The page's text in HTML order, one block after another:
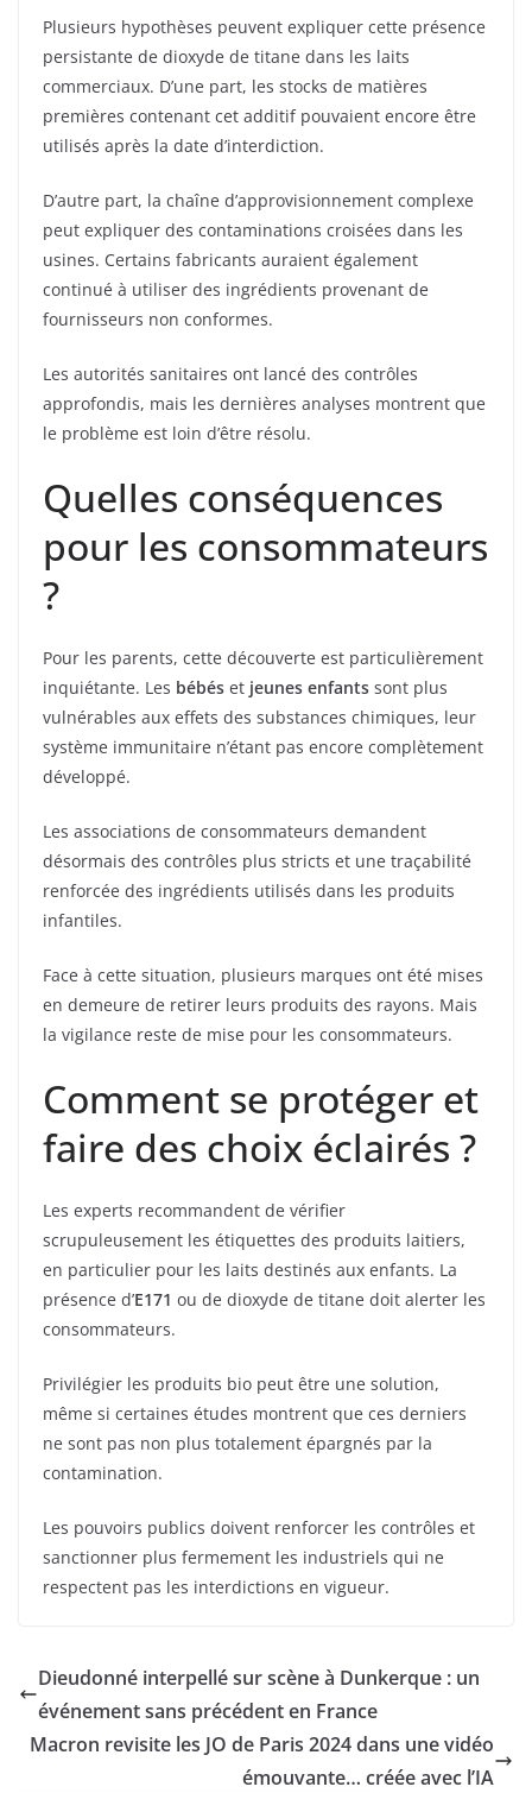
Plusieurs hypothèses peuvent expliquer cette présence
persistante de dioxyde de titane dans les laits
commerciaux. D’une part, les stocks de matières
premières contenant cet additif pouvaient encore être
utilisés après la date d’interdiction.
D’autre part, la chaîne d’approvisionnement complexe
peut expliquer des contaminations croisées dans les
usines. Certains fabricants auraient également
continué à utiliser des ingrédients provenant de
fournisseurs non conformes.
Les autorités sanitaires ont lancé des contrôles
approfondis, mais les dernières analyses montrent que
le problème est loin d’être résolu.
Quelles conséquences
pour les consommateurs
?
Pour les parents, cette découverte est particulièrement
inquiétante. Les bébés et jeunes enfants sont plus
vulnérables aux effets des substances chimiques, leur
système immunitaire n’étant pas encore complètement
développé.
Les associations de consommateurs demandent
désormais des contrôles plus stricts et une traçabilité
renforcée des ingrédients utilisés dans les produits
infantiles.
Face à cette situation, plusieurs marques ont été mises
en demeure de retirer leurs produits des rayons. Mais
la vigilance reste de mise pour les consommateurs.
Comment se protéger et
faire des choix éclairés ?
Les experts recommandent de vérifier
scrupuleusement les étiquettes des produits laitiers,
en particulier pour les laits destinés aux enfants. La
présence d’E171 ou de dioxyde de titane doit alerter les
consommateurs.
Privilégier les produits bio peut être une solution,
même si certaines études montrent que ces derniers
ne sont pas non plus totalement épargnés par la
contamination.
Les pouvoirs publics doivent renforcer les contrôles et
sanctionner plus fermement les industriels qui ne
respectent pas les interdictions en vigueur.
Dieudonné interpellé sur scène à Dunkerque : un
événement sans précédent en France
Macron revisite les JO de Paris 2024 dans une vidéo
émouvante… créée avec l’IA